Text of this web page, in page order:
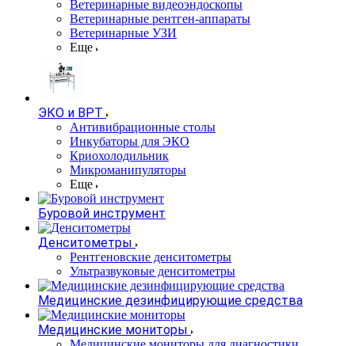
Ветеринарные видеоэндоскопы
Ветеринарные рентген-аппараты
Ветеринарные УЗИ
Еще
ЭКО и ВРТ
Антивибрационные столы
Инкубаторы для ЭКО
Криохолодильник
Микроманипуляторы
Еще
Буровой инструмент
Денситометры
Рентгеновские денситометры
Ультразвуковые денситометры
Медицинские дезинфицирующие средства
Медицинские мониторы